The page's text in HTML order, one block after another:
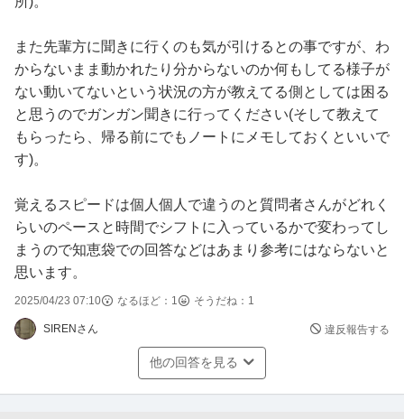
また先輩方に聞きに行くのも気が引けるとの事ですが、わ
からないまま動かれたり分からないのか何もしてる様子が
ない動いてないという状況の方が教えてる側としては困る
と思うのでガンガン聞きに行ってください(そして教えて
もらったら、帰る前にでもノートにメモしておくといいで
す)。
覚えるスピードは個人個人で違うのと質問者さんがどれく
らいのペースと時間でシフトに入っているかで変わってし
まうので知恵袋での回答などはあまり参考にはならないと
思います。
2025/04/23 07:10 なるほど： 1 そうだね： 1
SIRENさん 違反報告する
他の回答を見る